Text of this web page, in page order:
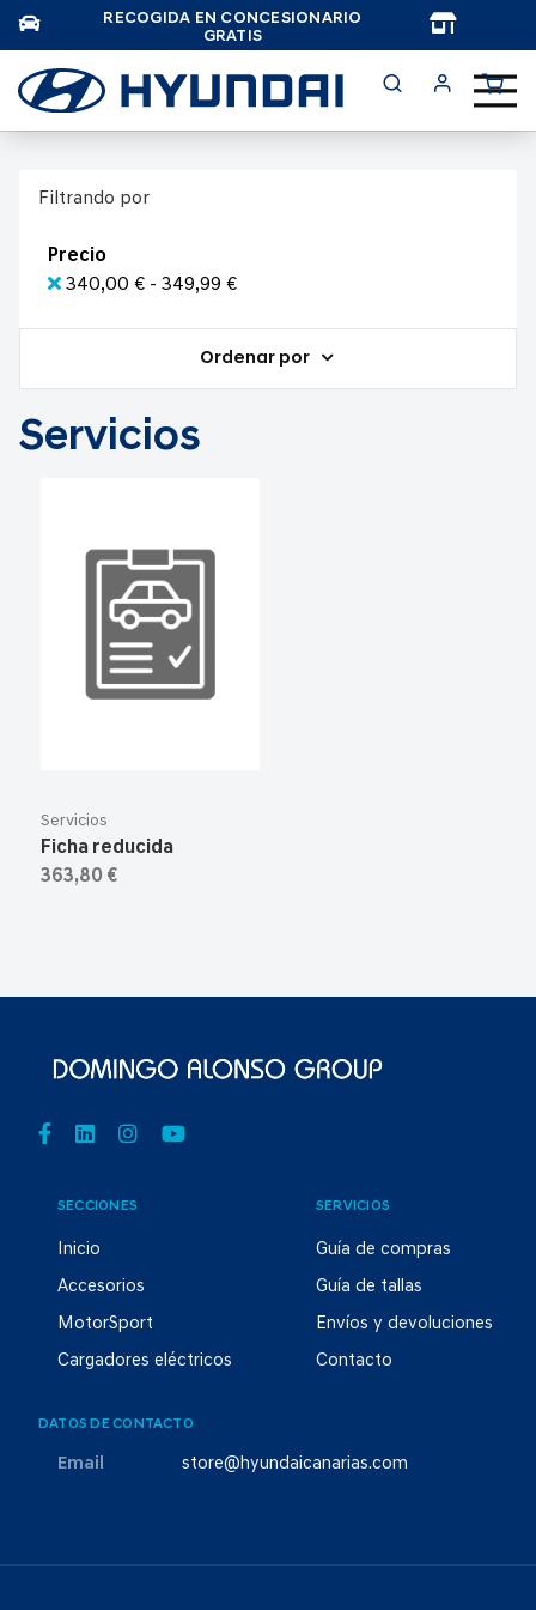
RECOGIDA EN CONCESIONARIO
GRATIS
Filtrando por
Precio
340,00 € - 349,99 €
Ordenar por
Servicios
Servicios
Ficha reducida
363,80 €
SECCIONES
Inicio
Accesorios
MotorSport
Cargadores eléctricos
SERVICIOS
Guía de compras
Guía de tallas
Envíos y devoluciones
Contacto
DATOS DE CONTACTO
Email store@hyundaicanarias.com